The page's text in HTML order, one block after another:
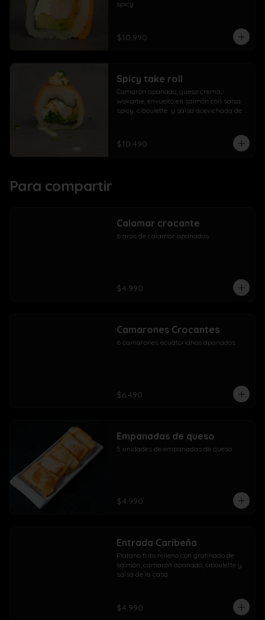
spicy
$10.990
Spicy take roll
Camarón apanado, queso crema,
wakame, envuelto en salmón con salsa
spicy, ciboulette  y salsa acevichada de
$10.490
Para compartir
Calamar crocante
6 aros de calamar apanados
$4.990
Camarones Crocantes
6 camarones ecuatorianos apanados
$6.490
Empanadas de queso
5 unidades de empanadas de queso
$4.990
Entrada Caribeña
Platano frito relleno con gratinado de
salmón, camarón apanado, ciboulette y
salsa de la casa
$4.990